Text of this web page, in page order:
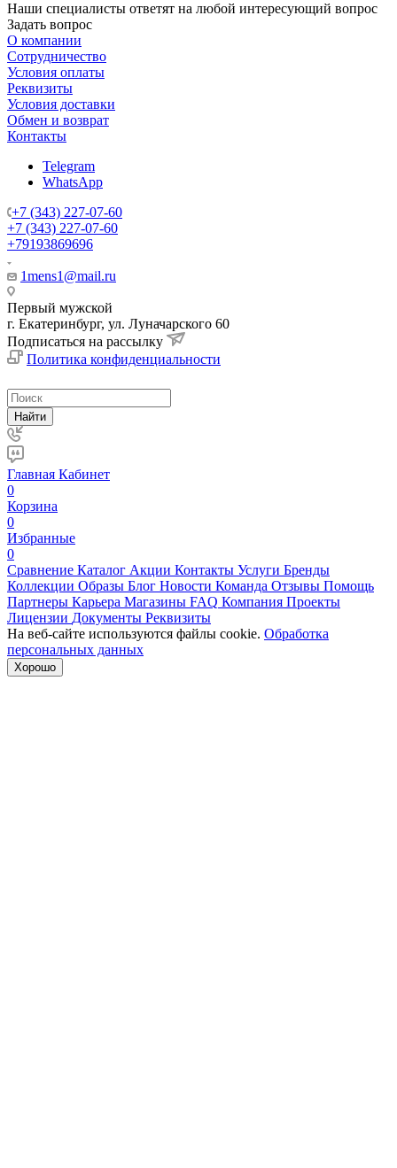
Наши специалисты ответят на любой интересующий вопрос
Задать вопрос
О компании
Сотрудничество
Условия оплаты
Реквизиты
Условия доставки
Обмен и возврат
Контакты
Telegram
WhatsApp
+7 (343) 227-07-60
+7 (343) 227-07-60
+79193869696
1mens1@mail.ru
Первый мужской
г. Екатеринбург, ул. Луначарского 60
Подписаться на рассылку
Политика конфиденциальности
Найти
Главная Кабинет
0
Корзина
0
Избранные
0
Сравнение Каталог Акции Контакты Услуги Бренды
Коллекции Образы Блог Новости Команда Отзывы Помощь
Партнеры Карьера Магазины FAQ Компания Проекты
Лицензии Документы Реквизиты
На веб-сайте используются файлы cookie. Обработка
персональных данных
Хорошо